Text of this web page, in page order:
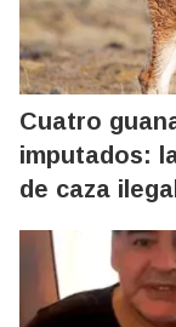
Cuatro
imputados:
de caza